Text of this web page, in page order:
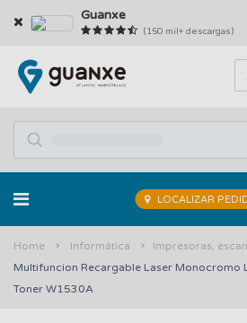
Guanxe
(150 mil+ descargas)
LOCALIZAR
Home Informática Impresoras,
Multifuncion Recargable Laser Monocromo
Toner W1530A